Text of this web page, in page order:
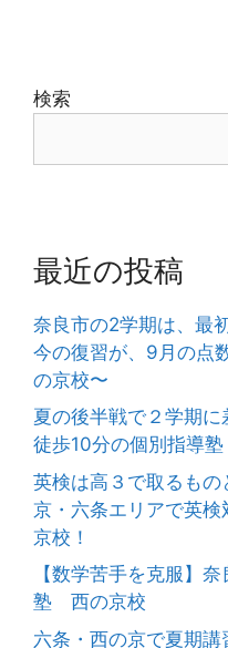
検索
最近の投稿
奈良市の2学期は、最
今の復習が、9月の点
の京校〜
夏の後半戦で２学期
徒歩10分の個別指導塾
英検は高３で取るも
京・六条エリアで英
京校！
【数学苦手を克服】
塾 西の京校
六条・西の京で夏期